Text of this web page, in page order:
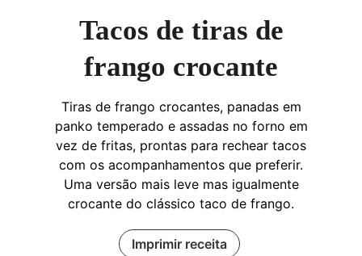
Tacos de tiras de
frango crocante
Tiras de frango crocantes, panadas em
panko temperado e assadas no forno em
vez de fritas, prontas para rechear tacos
com os acompanhamentos que preferir.
Uma versão mais leve mas igualmente
crocante do clássico taco de frango.
Imprimir receita